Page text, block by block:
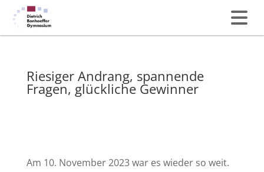
Riesiger Andrang, spannende
Fragen, glückliche Gewinner
Am 10. November 2023 war es wieder so weit.